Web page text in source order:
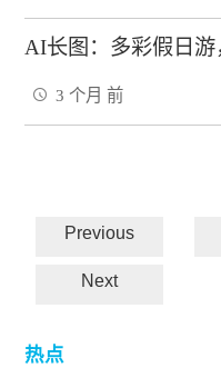
AI长图：多彩假日
3 个月 前
Previous
Next
热点